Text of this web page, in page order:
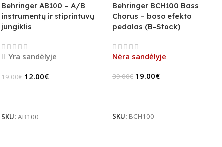
Behringer AB100 – A/B
instrumentų ir stiprintuvų
jungiklis
Yra sandėlyje
19.00€ 12.00€
SKU: AB100
Behringer BCH100 Bass
Chorus – boso efekto
pedalas (B-Stock)
Nėra sandėlyje
39.00€ 19.00€
SKU: BCH100